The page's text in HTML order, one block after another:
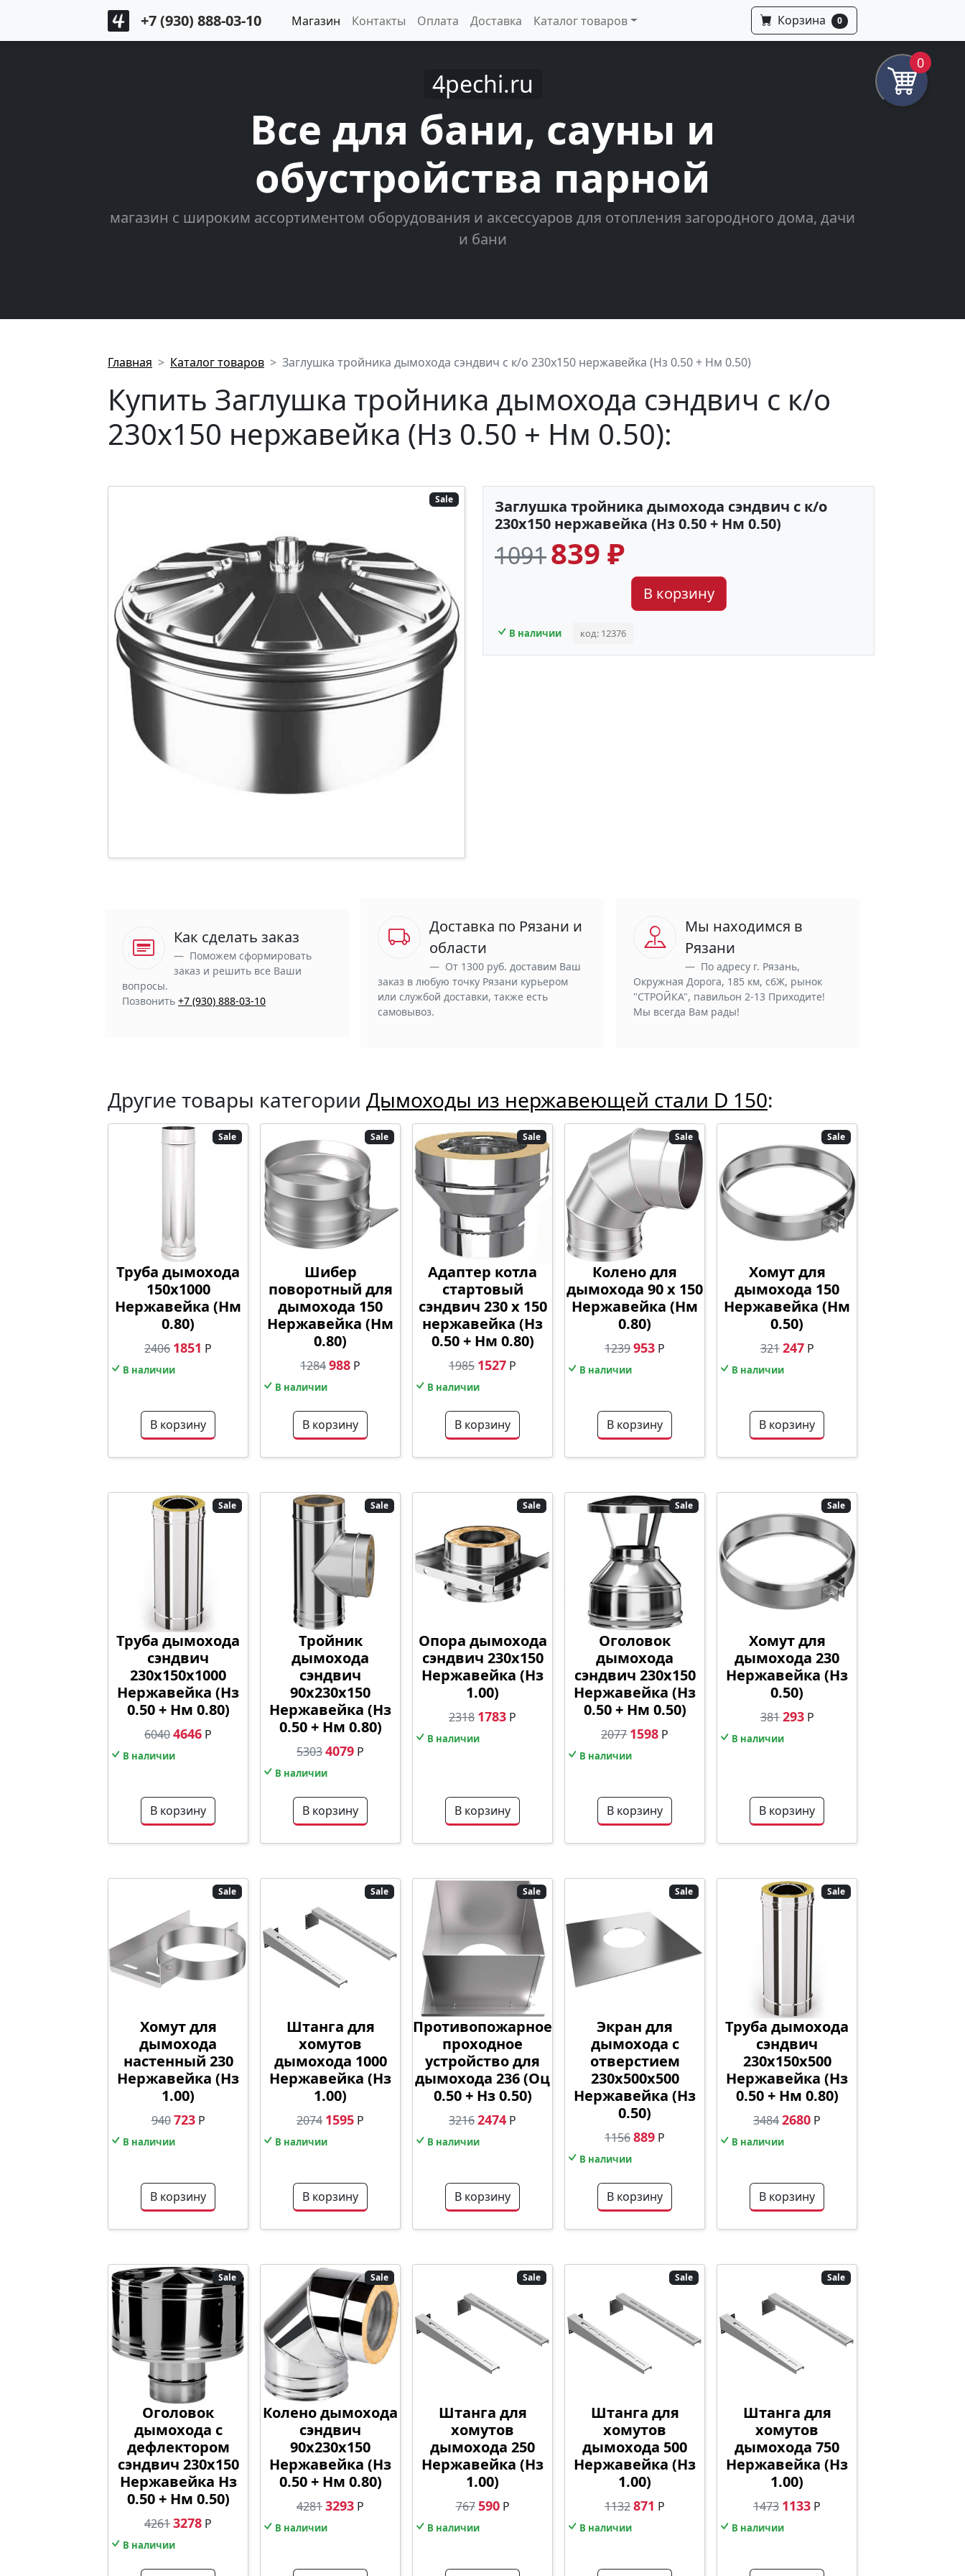
+7 (930) 888-03-10 Магазин Контакты Оплата Доставка Каталог товаров Корзина 0
4pechi.ru
Все для бани, сауны и
обустройства парной
магазин с широким ассортиментом оборудования и аксессуаров для отопления загородного дома, дачи
и бани
Главная Каталог товаров Заглушка тройника дымохода сэндвич с к/о 230х150 нержавейка (Нз 0.50 + Нм 0.50)
Купить Заглушка тройника дымохода сэндвич с к/о
230х150 нержавейка (Нз 0.50 + Нм 0.50):
Sale
Заглушка тройника дымохода сэндвич с к/о
230х150 нержавейка (Нз 0.50 + Нм 0.50)
1091839 ₽
В корзину
В наличии код: 12376
Как сделать заказ
Поможем сформировать
заказ и решить все Ваши
вопросы.
Позвонить +7 (930) 888-03-10
Доставка по Рязани и
области
От 1300 руб. доставим Ваш
заказ в любую точку Рязани курьером
или службой доставки, также есть
самовывоз.
Мы находимся в
Рязани
По адресу г. Рязань,
Окружная Дорога, 185 км, с6Ж, рынок
"СТРОЙКА", павильон 2-13 Приходите!
Мы всегда Вам рады!
Другие товары категории Дымоходы из нержавеющей стали D 150:
Sale
Труба дымохода
150х1000
Нержавейка (Нм
0.80)
2406 1851 Р
В наличии
В корзину
Sale
Шибер
поворотный для
дымохода 150
Нержавейка (Нм
0.80)
1284988 Р
В наличии
В корзину
Sale
Адаптер котла
стартовый
сэндвич 230 х 150
нержавейка (Нз
0.50 + Нм 0.80)
1985 1527 Р
В наличии
В корзину
Sale
Колено для
дымохода 90 х 150
Нержавейка (Нм
0.80)
1239953 Р
В наличии
В корзину
Sale
Хомут для
дымохода 150
Нержавейка (Нм
0.50)
321 247Р
В наличии
В корзину
Sale
Труба дымохода
сэндвич
230х150х1000
Нержавейка (Нз
0.50 + Нм 0.80)
60404646 Р
В наличии
В корзину
Sale
Тройник
дымохода
сэндвич
90х230х150
Нержавейка (Нз
0.50 + Нм 0.80)
53034079 Р
В наличии
В корзину
Sale
Опора дымохода
сэндвич 230х150
Нержавейка (Нз
1.00)
2318 1783 Р
В наличии
В корзину
Sale
Оголовок
дымохода
сэндвич 230х150
Нержавейка (Нз
0.50 + Нм 0.50)
2077 1598 Р
В наличии
В корзину
Sale
Хомут для
дымохода 230
Нержавейка (Нз
0.50)
381 293Р
В наличии
В корзину
Sale
Хомут для
дымохода
настенный 230
Нержавейка (Нз
1.00)
940 723Р
В наличии
В корзину
Sale
Штанга для
хомутов
дымохода 1000
Нержавейка (Нз
1.00)
2074 1595 Р
В наличии
В корзину
Sale
Противопожарное
проходное
устройство для
дымохода 236 (Оц
0.50 + Нз 0.50)
32162474 Р
В наличии
В корзину
Sale
Экран для
дымохода с
отверстием
230х500х500
Нержавейка (Нз
0.50)
1156889 Р
В наличии
В корзину
Sale
Труба дымохода
сэндвич
230х150х500
Нержавейка (Нз
0.50 + Нм 0.80)
34842680 Р
В наличии
В корзину
Sale
Оголовок
дымохода с
дефлектором
сэндвич 230х150
Нержавейка Нз
0.50 + Нм 0.50)
42613278 Р
В наличии
Sale
Колено дымохода
сэндвич
90х230х150
Нержавейка (Нз
0.50 + Нм 0.80)
42813293 Р
В наличии
Sale
Штанга для
хомутов
дымохода 250
Нержавейка (Нз
1.00)
767 590Р
В наличии
Sale
Штанга для
хомутов
дымохода 500
Нержавейка (Нз
1.00)
1132871 Р
В наличии
Sale
Штанга для
хомутов
дымохода 750
Нержавейка (Нз
1.00)
1473 1133 Р
В наличии
0